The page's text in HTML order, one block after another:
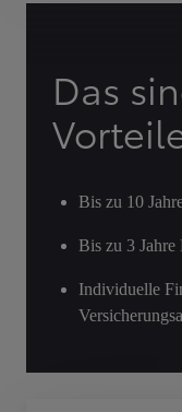
Das
Bis zu 10
Bis zu 3 Jahre
Individuelle